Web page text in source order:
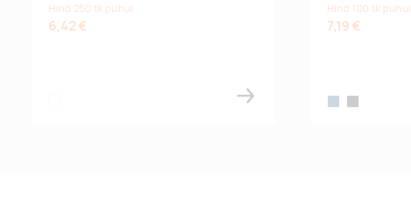
Hind 250 tk puhul
6,42 €
Hind 100 tk puhul
7,19 €